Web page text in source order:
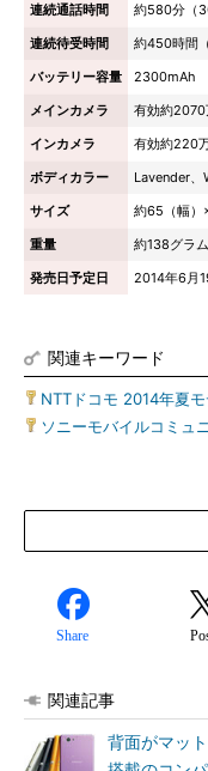
連続通話時間
約580分（
連続待受時間
約450時間
バッテリー容量
2300mAh
メインカメラ
有効約2070
インカメラ
有効約220
ボディカラー
Lavender
サイズ
約65（幅）
重量
約138グラム
発売日予定日
2014年6月
関連キーワード
NTTドコモ 2014年夏
ソニーモバイルコミュ
Share
関連記事
背面がマッ